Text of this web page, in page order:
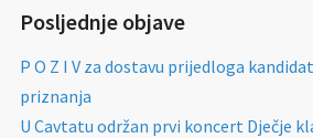
Posljednje objave
P O Z I V za dostavu prijedloga
priznanja
U Cavtatu održan prvi koncert Dječje